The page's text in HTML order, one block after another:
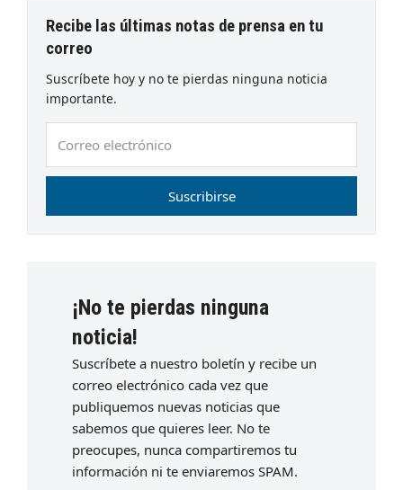
Recibe las últimas notas de prensa en tu
correo
Suscríbete hoy y no te pierdas ninguna noticia
importante.
electrónico
Suscribirse
¡No te pierdas ninguna
noticia!
Suscríbete a nuestro boletín y recibe un
correo electrónico cada vez que
publiquemos nuevas noticias que
sabemos que quieres leer. No te
preocupes, nunca compartiremos tu
información ni te enviaremos SPAM.